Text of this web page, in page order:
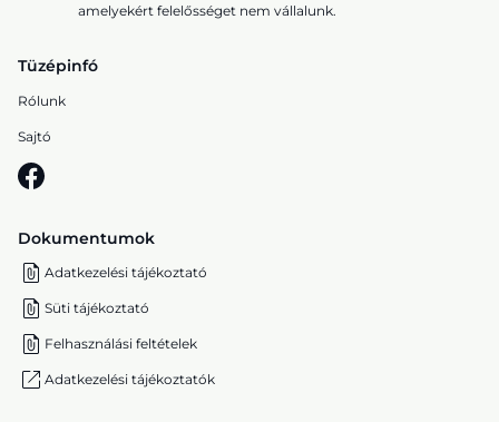
amelyekért felelősséget nem vállalunk.
Tüzépinfó
Rólunk
Sajtó
Dokumentumok
Adatkezelési tájékoztató
Süti tájékoztató
Felhasználási feltételek
Adatkezelési tájékoztatók